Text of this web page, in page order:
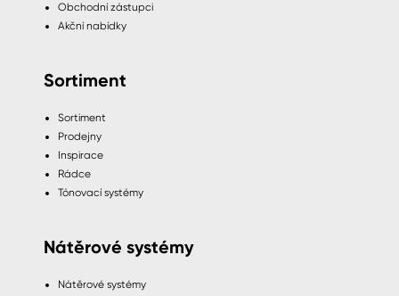
Obchodní zástupci
Akční nabídky
Sortiment
Sortiment
Prodejny
Inspirace
Rádce
Tónovací systémy
Nátěrové systémy
Nátěrové systémy